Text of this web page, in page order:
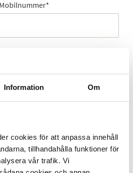
Information Om
cookies för att anpassa innehåll
tillhandahålla funktioner för
vår trafik. Vi
Mobilnummer*
Postort